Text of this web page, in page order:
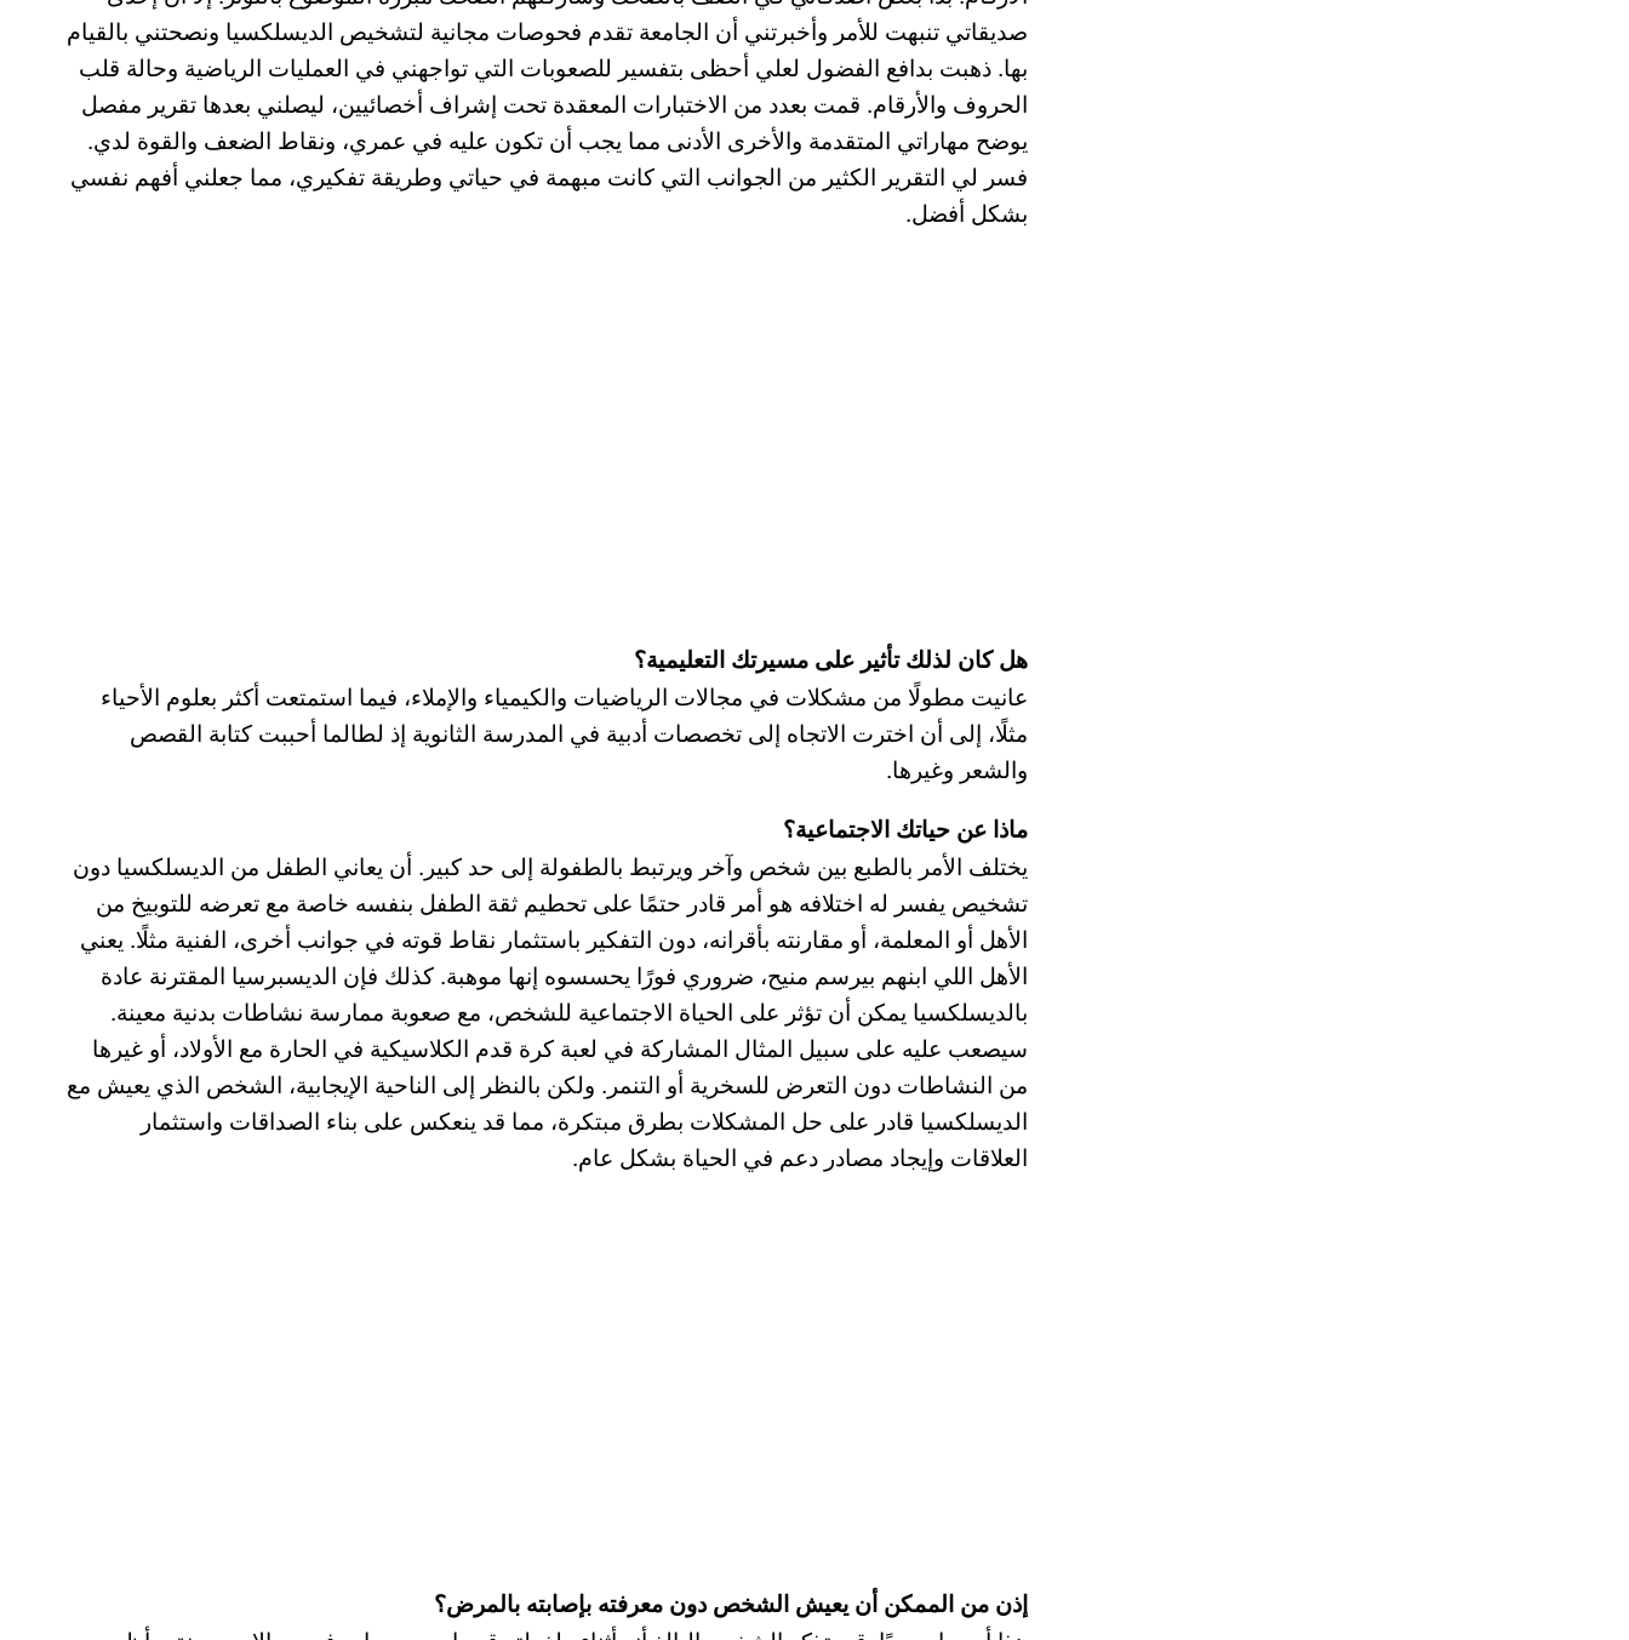
صديقاتي تنبهت للأمر وأخبرتني أن الجامعة تقدم فحوصات مجانية لتشخيص الديسلكسيا ونصحتني بالقيام
بها. ذهبت بدافع الفضول لعلي أحظى بتفسير للصعوبات التي تواجهني في العمليات الرياضية وحالة قلب
الحروف والأرقام. قمت بعدد من الاختبارات المعقدة تحت إشراف أخصائيين، ليصلني بعدها تقرير مفصل
يوضح مهاراتي المتقدمة والأخرى الأدنى مما يجب أن تكون عليه في عمري، ونقاط الضعف والقوة لدي.
فسر لي التقرير الكثير من الجوانب التي كانت مبهمة في حياتي وطريقة تفكيري، مما جعلني أفهم نفسي
بشكل أفضل.
هل كان لذلك تأثير على مسيرتك التعليمية؟
عانيت مطولًا من مشكلات في مجالات الرياضيات والكيمياء والإملاء، فيما استمتعت أكثر بعلوم الأحياء
مثلًا، إلى أن اخترت الاتجاه إلى تخصصات أدبية في المدرسة الثانوية إذ لطالما أحببت كتابة القصص
والشعر وغيرها.
ماذا عن حياتك الاجتماعية؟
يختلف الأمر بالطبع بين شخص وآخر ويرتبط بالطفولة إلى حد كبير. أن يعاني الطفل من الديسلكسيا دون
تشخيص يفسر له اختلافه هو أمر قادر حتمًا على تحطيم ثقة الطفل بنفسه خاصة مع تعرضه للتوبيخ من
الأهل أو المعلمة، أو مقارنته بأقرانه، دون التفكير باستثمار نقاط قوته في جوانب أخرى، الفنية مثلًا. يعني
الأهل اللي ابنهم بيرسم منيح، ضروري فورًا يحسسوه إنها موهبة. كذلك فإن الديسبرسيا المقترنة عادة
بالديسلكسيا يمكن أن تؤثر على الحياة الاجتماعية للشخص، مع صعوبة ممارسة نشاطات بدنية معينة.
سيصعب عليه على سبيل المثال المشاركة في لعبة كرة قدم الكلاسيكية في الحارة مع الأولاد، أو غيرها
من النشاطات دون التعرض للسخرية أو التنمر. ولكن بالنظر إلى الناحية الإيجابية، الشخص الذي يعيش مع
الديسلكسيا قادر على حل المشكلات بطرق مبتكرة، مما قد ينعكس على بناء الصداقات واستثمار
العلاقات وإيجاد مصادر دعم في الحياة بشكل عام.
إذن من الممكن أن يعيش الشخص دون معرفته بإصابته بالمرض؟